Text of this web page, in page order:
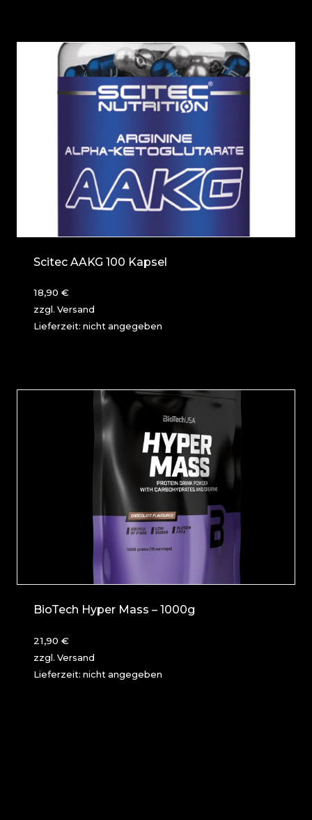
Scitec AAKG 100 Kapsel
18,90 €
zzgl. Versand
Lieferzeit: nicht angegeben
BioTech Hyper Mass – 1000g
21,90 €
zzgl. Versand
Lieferzeit: nicht angegeben